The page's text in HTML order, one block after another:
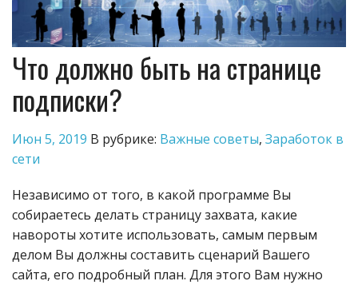
Что должно быть на странице
подписки?
Июн 5, 2019 В рубрике: Важные советы, Заработок в
сети
Независимо от того, в какой программе Вы
собираетесь делать страницу захвата, какие
навороты хотите использовать, самым первым
делом Вы должны составить сценарий Вашего
сайта, его подробный план. Для этого Вам нужно